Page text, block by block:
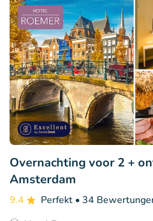
Overnachting voor 2 +
Amsterdam
9.4 Perfekt • 34